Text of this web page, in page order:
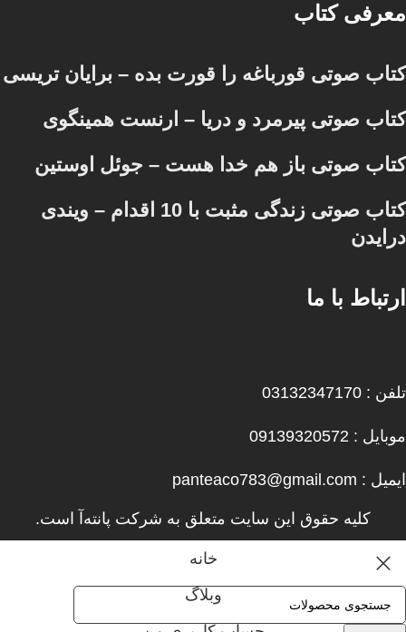
معرفی کتاب
کتاب صوتی قورباغه را قورت بده – برایان تریسی
کتاب صوتی پیرمرد و دریا – ارنست همینگوی
کتاب صوتی باز هم خدا هست – جوئل اوستین
کتاب صوتی زندگی مثبت با 10 اقدام – ویندی
درایدن
ارتباط با ما
تلفن : 03132347170
موبایل : 09139320572
ایمیل : panteaco783@gmail.com
کلیه حقوق این سایت متعلق به شرکت پانته‌آ است.
خانه
وبلاگ